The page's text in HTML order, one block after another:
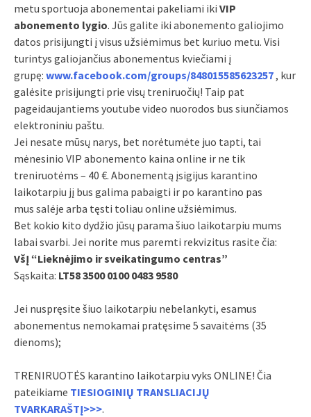
metu sportuoja abonementai pakeliami iki VIP
abonemento lygio. Jūs galite iki abonemento galiojimo
datos prisijungti į visus užsiėmimus bet kuriuo metu. Visi
turintys galiojančius abonementus kviečiami į
grupę: www.facebook.com/groups/848015585623257, kur
galėsite prisijungti prie visų treniruočių! Taip pat
pageidaujantiems youtube video nuorodos bus siunčiamos
elektroniniu paštu.
Jei nesate mūsų narys, bet norėtumėte juo tapti, tai
mėnesinio VIP abonemento kaina online ir ne tik
treniruotėms – 40 €. Abonementą įsigijus karantino
laikotarpiu jį bus galima pabaigti ir po karantino pas
mus salėje arba tęsti toliau online užsiėmimus.
Bet kokio kito dydžio jūsų parama šiuo laikotarpiu mums
labai svarbi. Jei norite mus paremti rekvizitus rasite čia:
VšĮ “Lieknėjimo ir sveikatingumo centras”
Sąskaita: LT58 3500 0100 0483 9580
Jei nuspręsite šiuo laikotarpiu nebelankyti, esamus
abonementus nemokamai pratęsime 5 savaitėms (35
dienoms);
TRENIRUOTĖS karantino laikotarpiu vyks ONLINE! Čia
pateikiame TIESIOGINIŲ TRANSLIACIJŲ
TVARKARAŠTĮ>>>.